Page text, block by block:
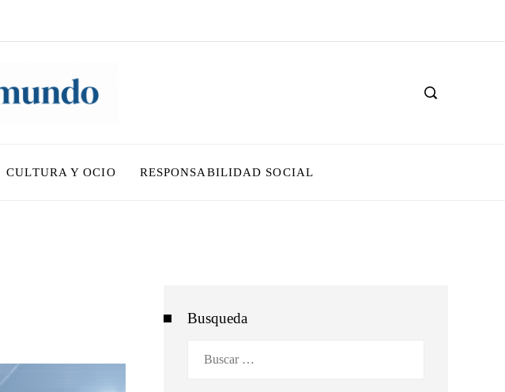
CULTURA Y OCIO RESPONSABILIDAD SOCIAL
Busqueda